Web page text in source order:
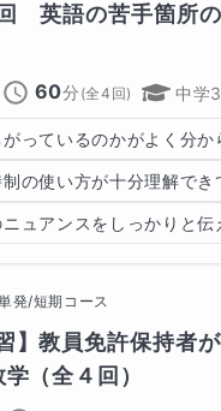
　英語の苦手箇所
60分 (全4 回) 中学
っているのかがよく分か
の使い方が十分理解でき
ニュアンスをしっかりと
発/短期コース
】教員免許保持者
（全４回）